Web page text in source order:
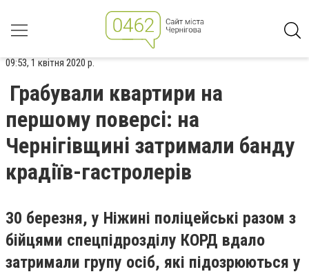
09:53, 1 квітня 2020 р.
Грабували квартири на
першому поверсі: на
Чернігівщині затримали банду
крадіїв-гастролерів
30 березня, у Ніжині поліцейські разом з
бійцями спецпідрозділу КОРД вдало
затримали групу осіб, які підозрюються у